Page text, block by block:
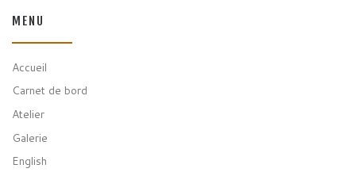
MENU
Accueil
Carnet de bord
Atelier
Galerie
English